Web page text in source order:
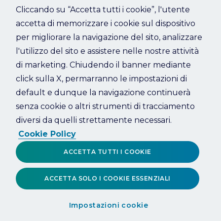
Refresh
Cliccando su “Accetta tutti i cookie”, l'utente
accetta di memorizzare i cookie sul dispositivo
per migliorare la navigazione del sito, analizzare
l'utilizzo del sito e assistere nelle nostre attività
di marketing. Chiudendo il banner mediante
click sulla X, permarranno le impostazioni di
default e dunque la navigazione continuerà
senza cookie o altri strumenti di tracciamento
diversi da quelli strettamente necessari.
Cookie Policy
Impostazioni cookie
ACCETTA SOLO I COOKIE ESSENZIALI
ACCETTA TUTTI I COOKIE